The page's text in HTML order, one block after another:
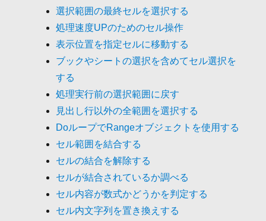
選択範囲の最終セルを選択する
処理速度UPのためのセル操作
表示位置を指定セルに移動する
ブックやシートの選択を含めてセル選択を
する
処理実行前の選択範囲に戻す
見出し行以外の全範囲を選択する
DoループでRangeオブジェクトを使用する
セル範囲を結合する
セルの結合を解除する
セルが結合されているか調べる
セル内容が数式かどうかを判定する
セル内文字列を置き換えする